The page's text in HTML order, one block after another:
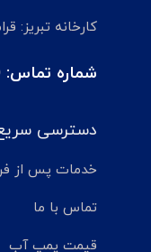
کارخانه تبریز:
شماره تماس:
دسترسی
خدمات پس از
تماس با ما
قیمت پمپ آب